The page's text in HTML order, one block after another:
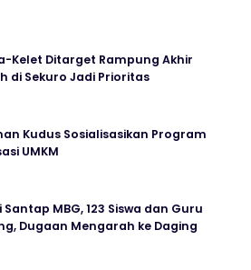
Kelet Ditarget Rampung Akhir
di Sekuro Jadi Prioritas
Kudus Sosialisasikan Program
UMKM
MBG, 123 Siswa dan Guru
Dugaan Mengarah ke Daging